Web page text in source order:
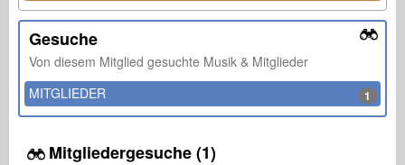
Gesuche
Von diesem Mitglied gesuchte Musik & Mitglieder
MITGLIEDER
1
Mitgliedergesuche (1)